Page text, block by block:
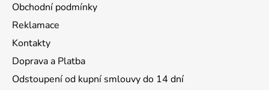
Obchodní podmínky
Reklamace
Kontakty
Doprava a Platba
Odstoupení od kupní smlouvy do 14 dní